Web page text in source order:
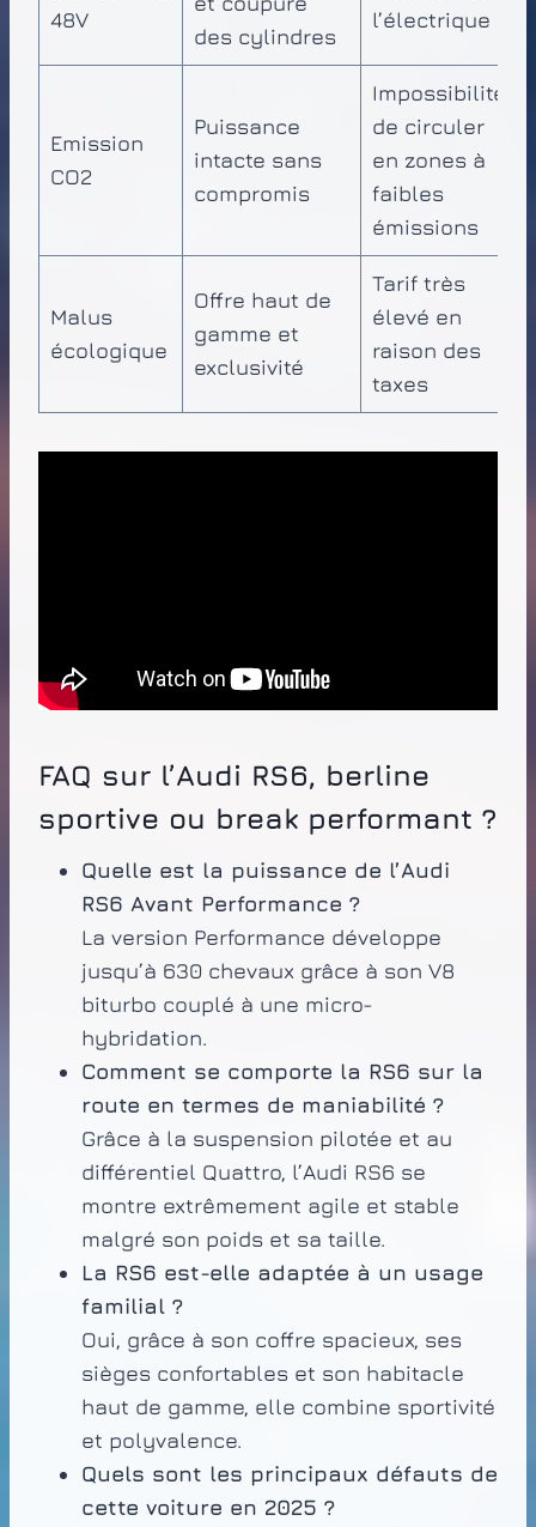
48V
des cylindres
l’électrique
Emission
CO2
Puissance
intacte sans
compromis
Impossibilité
de circuler
en zones à
faibles
émissions
Malus
écologique
Offre haut de
gamme et
exclusivité
Tarif très
élevé en
raison des
taxes
FAQ sur l’Audi RS6, berline
sportive ou break performant ?
Quelle est la puissance de l’Audi
RS6 Avant Performance ?
La version Performance développe
jusqu’à 630 chevaux grâce à son V8
biturbo couplé à une micro-
hybridation.
Comment se comporte la RS6 sur la
route en termes de maniabilité ?
Grâce à la suspension pilotée et au
différentiel Quattro, l’Audi RS6 se
montre extrêmement agile et stable
malgré son poids et sa taille.
La RS6 est-elle adaptée à un usage
familial ?
Oui, grâce à son coffre spacieux, ses
sièges confortables et son habitacle
haut de gamme, elle combine sportivité
et polyvalence.
Quels sont les principaux défauts de
cette voiture en 2025 ?